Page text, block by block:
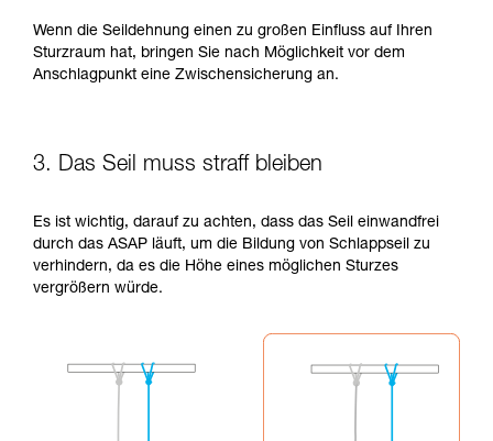
Wenn die Seildehnung einen zu großen Einfluss auf Ihren
Sturzraum hat, bringen Sie nach Möglichkeit vor dem
Anschlagpunkt eine Zwischensicherung an.
3. Das Seil muss straff bleiben
Es ist wichtig, darauf zu achten, dass das Seil einwandfrei
durch das ASAP läuft, um die Bildung von Schlappseil zu
verhindern, da es die Höhe eines möglichen Sturzes
vergrößern würde.